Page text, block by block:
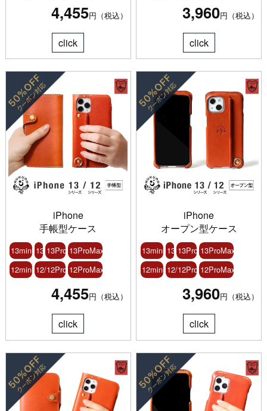
4,455円（税込）
click
3,960円（税込）
click
iPhone
手帳型ケース
13mini 13 13Pro 13ProMax
12mini 12/12Pro 12ProMax
4,455円（税込）
click
iPhone
オープン型ケース
13mini 13 13Pro 13ProMax
12mini 12/12Pro 12ProMax
3,960円（税込）
click